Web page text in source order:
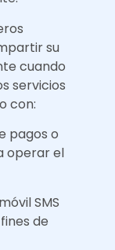
su
cuando
servicios
con:
pagos o
operar el
SMS
de